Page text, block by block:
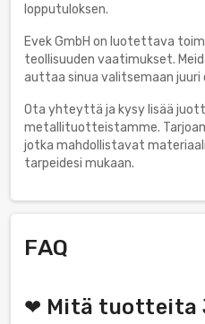
lopputuloksen.
Evek GmbH on luotettava
teollisuuden vaatimukset.
auttaa sinua valitsemaan
Ota yhteyttä ja kysy lisää
metallituotteistamme.
jotka mahdollistavat
tarpeidesi mukaan.
FAQ
❤ Mitä tuotteita